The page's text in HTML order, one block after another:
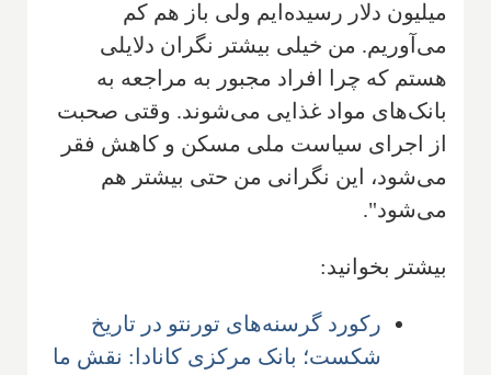
میلیون دلار رسیده‌ایم ولی باز هم کم
می‌آوریم. من خیلی بیشتر نگران دلایلی
هستم که چرا افراد مجبور به مراجعه به
بانک‌های مواد غذایی می‌شوند. وقتی صحبت
از اجرای سیاست ملی مسکن و کاهش فقر
می‌شود، این نگرانی من حتی بیشتر هم
می‌شود".
بیشتر بخوانید:
رکورد گرسنه‌های تورنتو در تاریخ
شکست؛ بانک مرکزی کانادا: نقش ما